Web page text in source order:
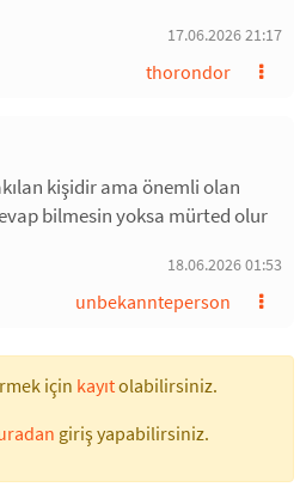
17.06.2026 21:17
thorondor
kişidir ama önemli olan
bilmesin yoksa mürted olur
18.06.2026 01:53
unbekannteperson
için kayıtolabilirsiniz.
giriş yapabilirsiniz.